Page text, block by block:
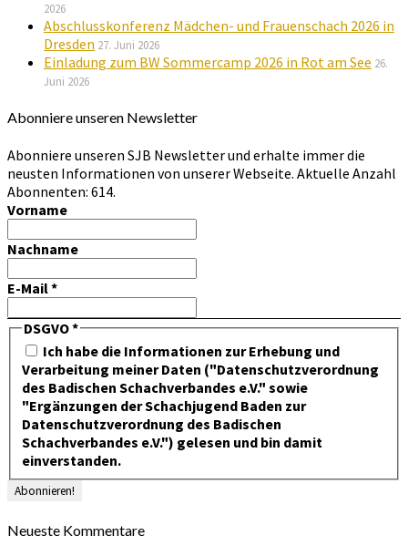
2026
Abschlusskonferenz Mädchen- und Frauenschach 2026 in
Dresden 27. Juni 2026
Einladung zum BW Sommercamp 2026 in Rot am See 26.
Juni 2026
Abonniere unseren Newsletter
Abonniere unseren SJB Newsletter und erhalte immer die
neusten Informationen von unserer Webseite. Aktuelle Anzahl
Abonnenten: 614.
Vorname
Nachname
E-Mail*
DSGVO*
Ich habe die Informationen zur Erhebung und
Verarbeitung meiner Daten ("Datenschutzverordnung
des Badischen Schachverbandes e.V." sowie
"Ergänzungen der Schachjugend Baden zur
Datenschutzverordnung des Badischen
Schachverbandes e.V.") gelesen und bin damit
einverstanden.
Neueste Kommentare